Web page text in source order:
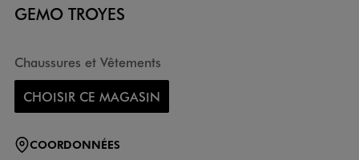
GEMO TROYES
Chaussures et Vêtements
CHOISIR CE MAGASIN
COORDONNÉES